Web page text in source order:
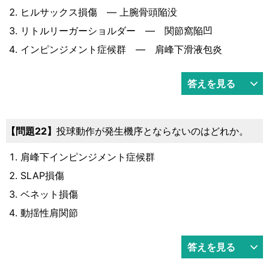
ヒルサックス損傷 ― 上腕骨頭陥没
リトルリーガーショルダー ― 関節窩陥凹
インピンジメント症候群 ― 肩峰下滑液包炎
答えを見る
22 投球動作が発生機序とならないのはどれか。
肩峰下インピンジメント症候群
SLAP損傷
ベネット損傷
動揺性肩関節
答えを見る